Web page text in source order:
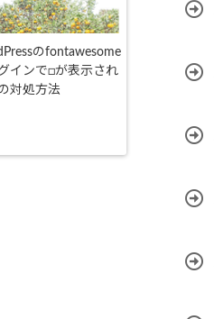
のfontawesome
インで□が表示され
対処方法